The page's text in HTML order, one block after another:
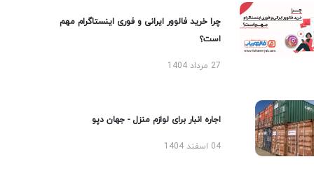
چرا خرید فالوور ایرانی و فوری اینستاگرام مهم
است؟
27 مرداد 1404
اجاره انبار برای لوازم منزل - جهان دپو
04 اسفند 1404